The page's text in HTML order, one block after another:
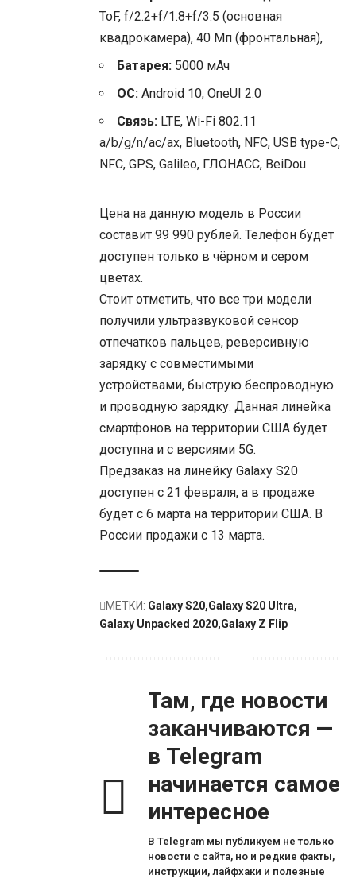
ToF, f/2.2+f/1.8+f/3.5 (основная
квадрокамера), 40 Мп (фронтальная),
Батарея: 5000 мАч
ОС: Android 10, OneUI 2.0
Связь: LTE, Wi-Fi 802.11
a/b/g/n/ac/ax, Bluetooth, NFC, USB type-C,
NFC, GPS, Galileo, ГЛОНАСС, BeiDou
Цена на данную модель в России
составит 99 990 рублей. Телефон будет
доступен только в чёрном и сером
цветах.
Стоит отметить, что все три модели
получили ультразвуковой сенсор
отпечатков пальцев, реверсивную
зарядку с совместимыми
устройствами, быструю беспроводную
и проводную зарядку. Данная линейка
смартфонов на территории США будет
доступна и с версиями 5G.
Предзаказ на линейку Galaxy S20
доступен с 21 февраля, а в продаже
будет с 6 марта на территории США. В
России продажи с 13 марта.
МЕТКИ: Galaxy S20 Galaxy S20 Ultra
Galaxy Unpacked 2020 Galaxy Z Flip
Там, где новости
заканчиваются —
в Telegram
начинается самое
интересное
В Telegram мы публикуем не только
новости с сайта, но и редкие факты,
инструкции, лайфхаки и полезные